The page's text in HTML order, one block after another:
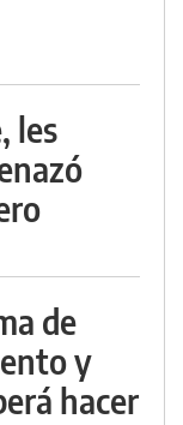
les
de
y
hacer